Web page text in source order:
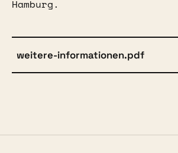
Hamburg.
weitere-informationen.pdf